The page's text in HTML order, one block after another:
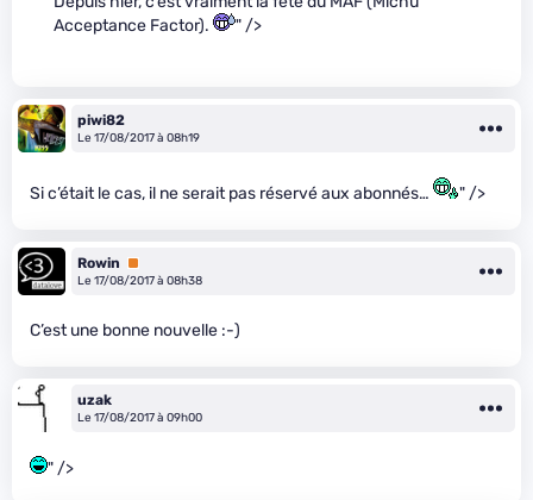
Acceptance Factor).
" />
piwi82
Le 17/08/2017 à 08h19
Si c’était le cas, il ne serait pas réservé aux abonnés… " />
Rowin
Premium
Le 17/08/2017 à 08h38
C’est une bonne nouvelle :-)
uzak
Le 17/08/2017 à 09h00
" />